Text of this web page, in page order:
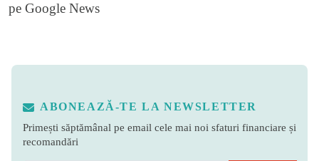
pe Google News
ABONEAZĂ-TE LA NEWSLETTER
Primești săptămânal pe email cele mai noi sfaturi financiare și
recomandări